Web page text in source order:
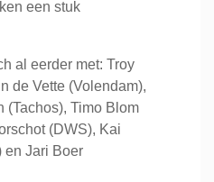
een stuk
al eerder met: Troy
de Vette (Volendam),
(Tachos), Timo Blom
(DWS), Kai
en Jari Boer